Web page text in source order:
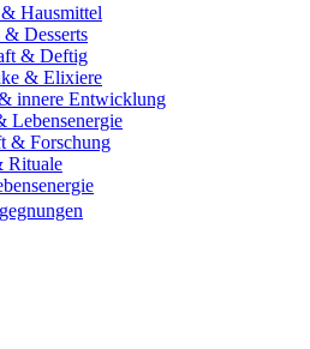
Hausmittel
& Desserts
& Deftig
& Elixiere
innere Entwicklung
Lebensenergie
& Forschung
Rituale